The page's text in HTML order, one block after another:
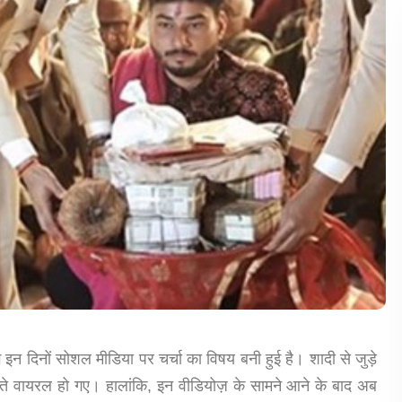
दिनों सोशल मीडिया पर चर्चा का विषय बनी हुई है। शादी से जुड़े
हो गए। हालांकि, इन वीडियोज़ के सामने आने के बाद अब